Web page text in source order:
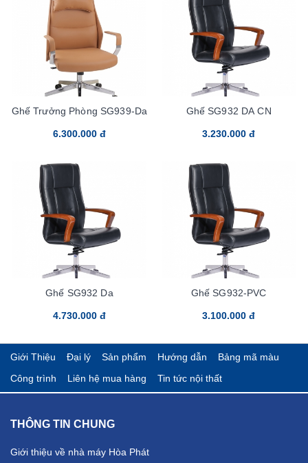
Ghế Trưởng Phòng SG939-Da
6.300.000 đ
Ghế SG932 DA CN
3.230.000 đ
Ghế SG932 Da
4.730.000 đ
Ghế SG932-PVC
3.100.000 đ
Giới Thiệu Đại lý Sản phẩm Hướng dẫn
Bảng mã màu
Công trình
Liên hệ mua hàng Tin tức nội thất
THÔNG TIN CHUNG
Giới thiệu về nhà máy Hòa Phát